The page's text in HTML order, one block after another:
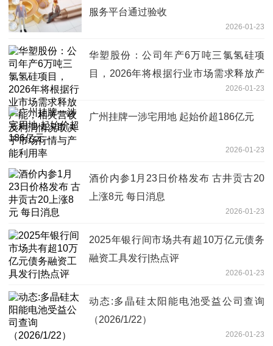
服务平台通过验收
2026-01-23
华塑股份：公司年产6万吨三氯氢硅项
目，2026年将根据行业市场需求释放产
能，相关营收及利润情况取决于市场行情
与产能利用率
2026-01-23
广州挂牌一涉宅用地 起始价超186亿元
2026-01-23
酒价内参1月23日价格发布 古井贡古20
上涨8元 每日消息
2026-01-23
2025年银行间市场共有超10万亿元债务
融资工具发行|热点评
2026-01-23
动态:多晶硅太阳能电池受益公司查询
（2026/1/22）
2026-01-23